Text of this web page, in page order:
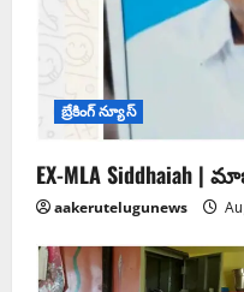
బ్రేకింగ్ న్యూస్
EX-MLA Siddhaiah
aakerutelugunews